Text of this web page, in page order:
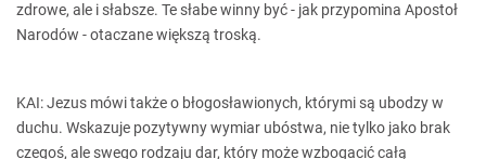
zdrowe, ale i słabsze. Te słabe winny być - jak przypomina Apostoł
Narodów - otaczane większą troską.
KAI: Jezus mówi także o błogosławionych, którymi są ubodzy w
duchu. Wskazuje pozytywny wymiar ubóstwa, nie tylko jako brak
czegoś, ale swego rodzaju dar, który może wzbogacić całą